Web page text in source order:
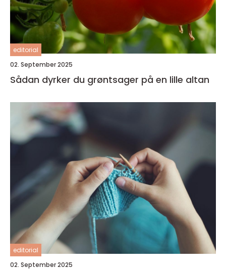
editorial
02. September 2025
Sådan dyrker du grøntsager på en lille altan
editorial
02. September 2025